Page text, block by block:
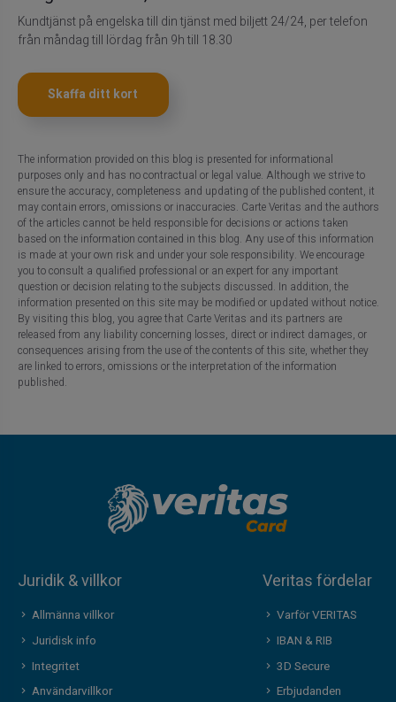
Kundtjänst på engelska till din tjänst med biljett 24/24, per telefon
från måndag till lördag från 9h till 18.30
Skaffa ditt kort
The information provided on this blog is presented for informational
purposes only and has no contractual or legal value. Although we strive to
ensure the accuracy, completeness and updating of the published content, it
may contain errors, omissions or inaccuracies. Carte Veritas and the authors
of the articles cannot be held responsible for decisions or actions taken
based on the information contained in this blog. Any use of this information
is made at your own risk and under your sole responsibility. We encourage
you to consult a qualified professional or an expert for any important
question or decision relating to the subjects discussed. In addition, the
information presented on this site may be modified or updated without notice.
By visiting this blog, you agree that Carte Veritas and its partners are
released from any liability concerning losses, direct or indirect damages, or
consequences arising from the use of the contents of this site, whether they
are linked to errors, omissions or the interpretation of the information
published.
Juridik & villkor
Allmänna villkor
Juridisk info
Integritet
Användarvillkor
Veritas fördelar
Varför VERITAS
IBAN & RIB
3D Secure
Erbjudanden